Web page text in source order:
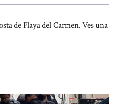
de Playa del Carmen. Ves una